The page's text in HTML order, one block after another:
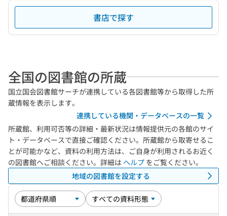
書店で探す
全国の図書館の所蔵
国立国会図書館サーチが連携している各図書館等から取得した所
蔵情報を表示します。
連携している機関・データベースの一覧
所蔵館、利用可否等の詳細・最新状況は情報提供元の各館のサイ
ト・データベースで直接ご確認ください。所蔵館から取寄せるこ
とが可能かなど、資料の利用方法は、ご自身が利用されるお近く
の図書館へご相談ください。詳細は ヘルプ をご覧ください。
地域の図書館を設定する